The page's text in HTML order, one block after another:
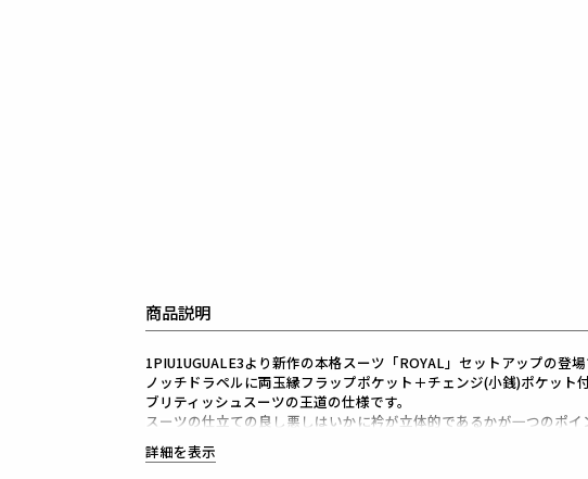
商品説明
1PIU1UGUALE3より新作の本格スーツ「ROYAL」セットアップの登場
ノッチドラペルに両玉縁フラップポケット＋チェンジ(小銭)ポケット
ブリティッシュスーツの王道の仕様です。
スーツの仕立ての良し悪しはいかに衿が立体的であるかが一つのポイ
このROYALジャケットはAMFステッチ(手縫い風ステッチ)を入れるこ
美しい衿の状態を保つことができ、且つきちんと仕立てられた見た目
詳細を表示